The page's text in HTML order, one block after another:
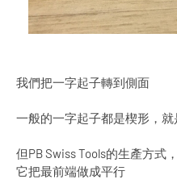
我們把一字起子轉到側面
一般的一字起子都是楔形，
但PB Swiss Tools的生產方式
它把最前端做成平行